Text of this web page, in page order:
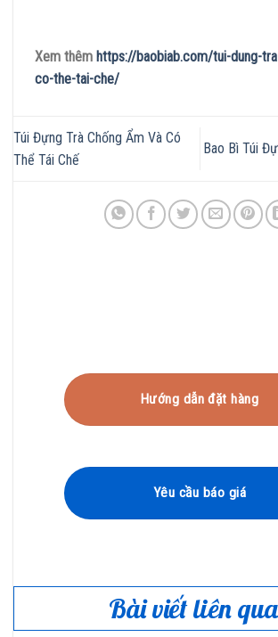
Xem thêm https://baobiab.com/tui-dung-
co-the-tai-che/
Túi Đựng Trà Chống Ẩm Và Có
Thể Tái Chế
Bao Bì Túi
Hướng dẫn đặt hàng
Yêu cầu báo giá
Bài viết liên